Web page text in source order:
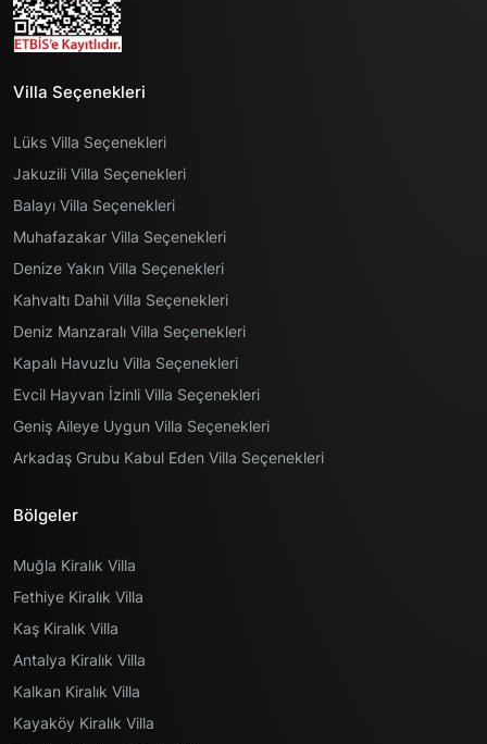
Villa Seçenekleri
Lüks Villa Seçenekleri
Jakuzili Villa Seçenekleri
Balayı Villa Seçenekleri
Muhafazakar Villa Seçenekleri
Denize Yakın Villa Seçenekleri
Kahvaltı Dahil Villa Seçenekleri
Deniz Manzaralı Villa Seçenekleri
Kapalı Havuzlu Villa Seçenekleri
Evcil Hayvan İzinli Villa Seçenekleri
Geniş Aileye Uygun Villa Seçenekleri
Arkadaş Grubu Kabul Eden Villa Seçenekleri
Bölgeler
Muğla Kiralık Villa
Fethiye Kiralık Villa
Kaş Kiralık Villa
Antalya Kiralık Villa
Kalkan Kiralık Villa
Kayaköy Kiralık Villa